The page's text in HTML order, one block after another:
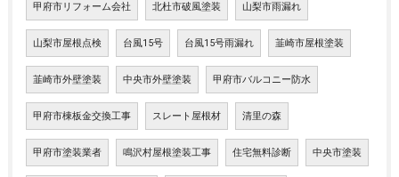
甲府市リフォーム会社 北杜市破風塗装 山梨市雨漏れ
山梨市屋根点検 台風15号 台風15号雨漏れ 韮崎市屋根塗装
韮崎市外壁塗装 中央市外壁塗装 甲府市バルコニー防水
甲府市棟板金交換工事 スレート屋根材 清里の森
甲府市塗装業者 鳴沢村屋根塗装工事 住宅無料診断 中央市塗装